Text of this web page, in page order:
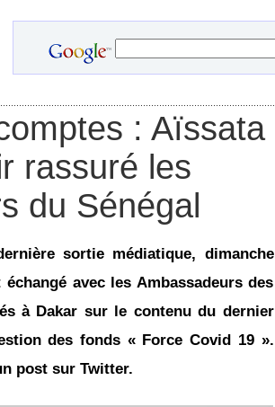
: Aïssata
rassuré les
du Sénégal
sortie médiatique, dimanche
avec les Ambassadeurs des
à Dakar sur le contenu du dernier
des fonds « Force Covid 19 ».
post sur Twitter.